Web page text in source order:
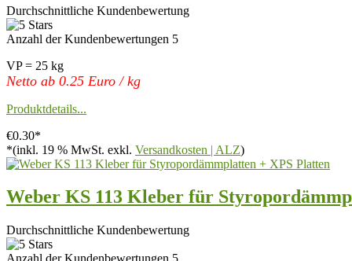
Durchschnittliche Kundenbewertung
Anzahl der Kundenbewertungen 5
VP = 25 kg
Netto ab 0.25 Euro / kg
Produktdetails...
€0.30*
*(inkl. 19 % MwSt. exkl. Versandkosten | ALZ)
Weber KS 113 Kleber für
Durchschnittliche Kundenbewertung